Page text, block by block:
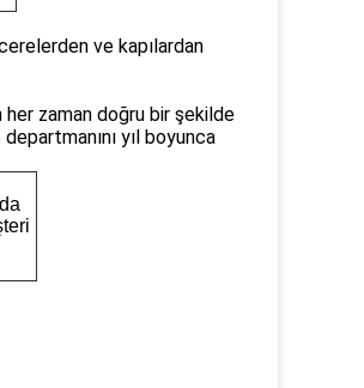
ve kapılardan
her zaman doğru bir şekilde
yıl boyunca